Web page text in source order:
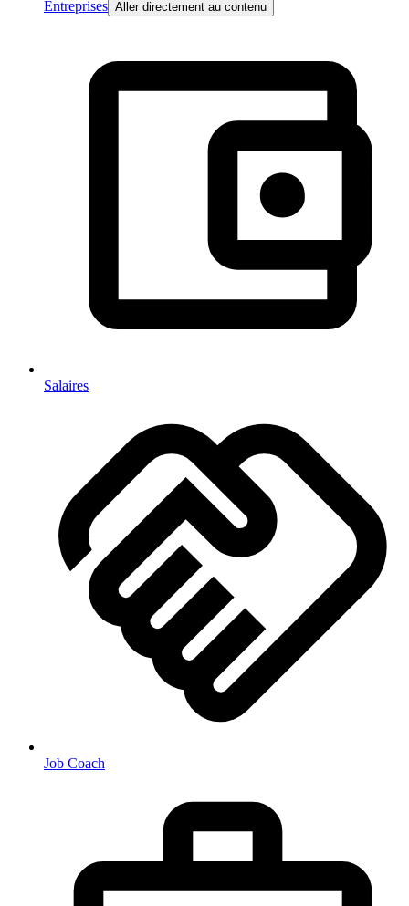
Entreprises Aller directement au contenu
Salaires
Job Coach